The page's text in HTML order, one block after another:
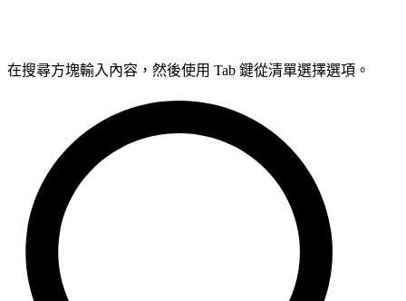
在搜尋方塊輸入內容，然後使用 Tab 鍵從清單選擇選項。